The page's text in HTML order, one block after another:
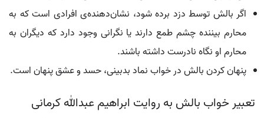
اگر بالش توسط دزد برده شود، نشان‌دهنده‌ی افرادی است که به
محارم بیننده چشم طمع دارند یا نگرانی وجود دارد که دیگران به
محارم او نگاه نادرست داشته باشند.
پنهان کردن بالش در خواب نماد بدبینی، حسد و عشق پنهان است.
تعبیر خواب بالش به روایت ابراهیم عبدالله کرمانی